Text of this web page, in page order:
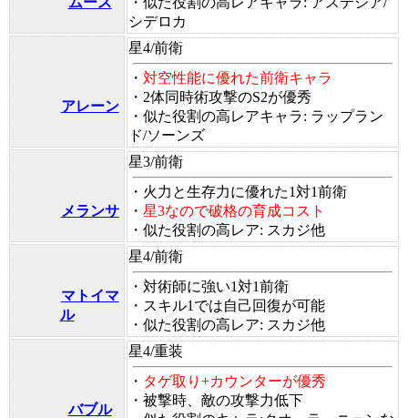
シデロカ
アレーン
星4/前衛
・ 対空性能に優れた前衛キャラ
・2体同時術攻撃のS2が優秀
・似た役割の高レアキャラ: ラップラン
ド/ソーンズ
メランサ
星3/前衛
・火力と生存力に優れた1対1前衛
・ 星3なので破格の育成コスト
・似た役割の高レア: スカジ他
マトイマ
ル
星4/前衛
・対術師に強い1対1前衛
・スキル1では自己回復が可能
・似た役割の高レア: スカジ他
バブル
星4/重装
・ タゲ取り+カウンターが優秀
・被撃時、敵の攻撃力低下